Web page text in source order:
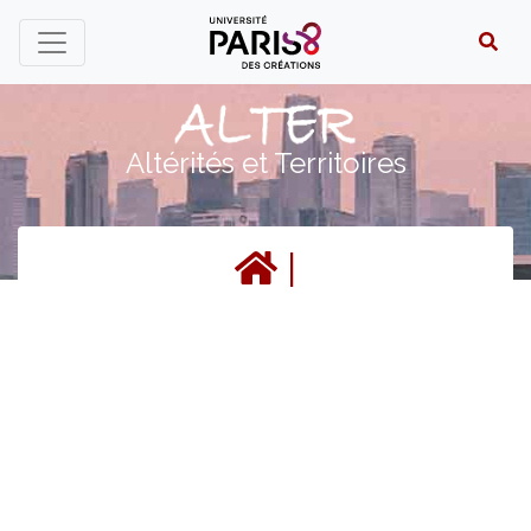
Panneau de gestion des cookies
Altérités et Territoires